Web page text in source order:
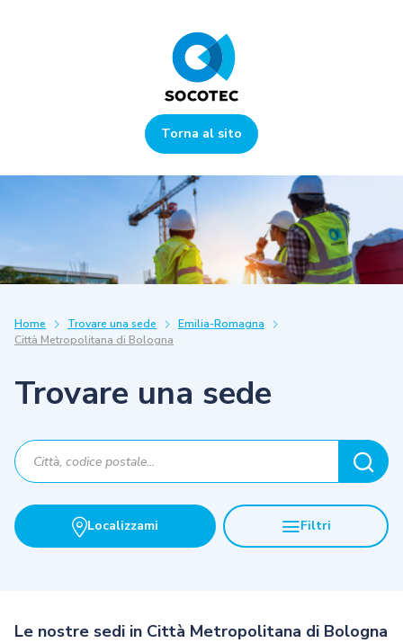
Torna al sito
Home Trovare una sede
Emilia-Romagna
Città Metropolitana di Bologna
Trovare una sede
Localizzami Filtri
Le nostre sedi in Città Metropolitana di Bologna